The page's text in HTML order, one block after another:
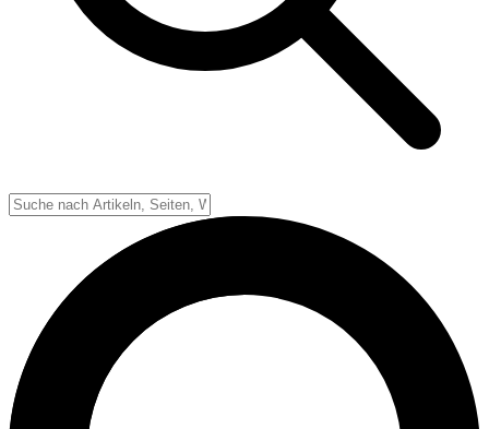
Football Regeln
Punkte & Scoring
Strafen & Fouls
Schiedsrichter
Football Lexikon